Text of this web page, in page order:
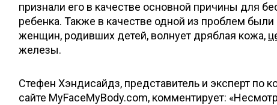
признали его в качестве основной причины для
ребенка. Также в качестве одной из проблем
женщин, родивших детей, волнует дряблая кожа,
железы.
Стефен Хэндисайдз, представитель и эксперт по
сайте MyFaceMyBody.com, комментирует: